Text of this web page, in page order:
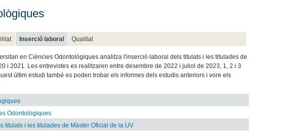
Inserció laboral Qualitat
en Ciències Odontològiques analitza l'inserció laboral dels titulats i les titulades de
i 2021. Les entrevistes es realitzaren entre desembre de 2022 i juliol de 2023, 1, 2 i 3
últim estudi també es poden trobar els informes dels estudis anteriors i vore els
Odontològiques
titulats i les titulades de Màster Oficial de la UV